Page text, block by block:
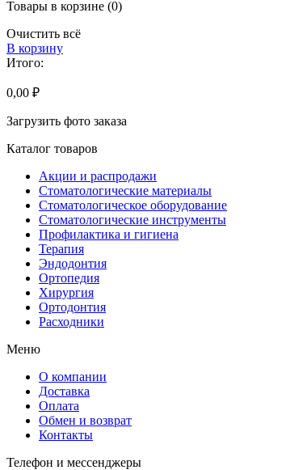
Товары в корзине (0)
Очистить всё
В корзину
Итого:
0,00 ₽
Загрузить фото заказа
Каталог товаров
Акции и распродажи
Стоматологические материалы
Стоматологическое оборудование
Стоматологические инструменты
Профилактика и гигиена
Терапия
Эндодонтия
Ортопедия
Хирургия
Ортодонтия
Расходники
Меню
О компании
Доставка
Оплата
Обмен и возврат
Контакты
Телефон и мессенджеры